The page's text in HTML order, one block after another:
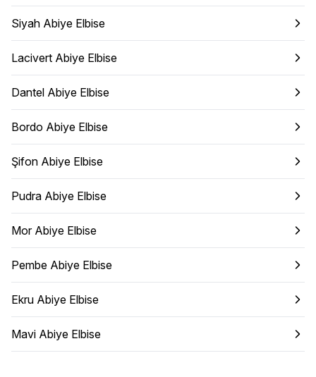
Siyah Abiye Elbise
Lacivert Abiye Elbise
Dantel Abiye Elbise
Bordo Abiye Elbise
Şifon Abiye Elbise
Pudra Abiye Elbise
Mor Abiye Elbise
Pembe Abiye Elbise
Ekru Abiye Elbise
Mavi Abiye Elbise